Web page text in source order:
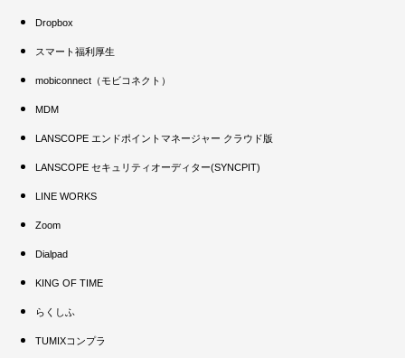
Dropbox
スマート福利厚生
mobiconnect（モビコネクト）
MDM
LANSCOPE エンドポイントマネージャー クラウド版
LANSCOPE セキュリティオーディター(SYNCPIT)
LINE WORKS
Zoom
Dialpad
KING OF TIME
らくしふ
TUMIXコンプラ